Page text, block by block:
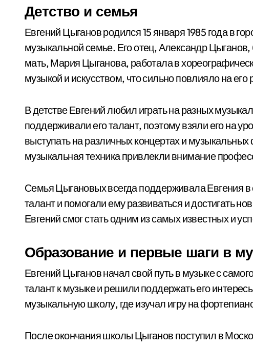
Детство и семья
Евгений Цыганов родился 15 января 1985 года в
музыкальной семье. Его отец, Александр
мать, Мария Цыганова, работала в
музыкой и искусством, что сильно повлияло на
В детстве Евгений любил играть на разных
поддерживали его талант, поэтому взяли его на
выступать на различных концертах и
музыкальная техника привлекли внимание
Семья Цыгановых всегда поддерживала Евгения
талант и помогали ему развиваться и достигать
Евгений смог стать одним из самых известных и
Образование и первые шаги в
Евгений Цыганов начал свой путь в музыке с
талант к музыке и решили поддержать его
музыкальную школу, где изучал игру на
После окончания школы Цыганов поступил в